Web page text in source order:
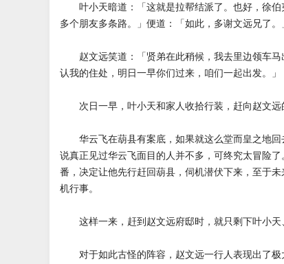
叶小天暗道：「这就是拉帮结派了。也好，徐伯
多个朋友多条路。」便道：「如此，多谢文远兄了。
赵文远笑道：「贤弟在此稍候，我去里边领车马
认我的住处，明日一早你们过来，咱们一起出发。」
次日一早，叶小天和家人收拾行装，赶向赵文远
华云飞在葫县有案底，如果就这么堂而皇之地回
说真正见过华云飞面目的人并不多，可终究太冒险
番，决定让他先行赶回葫县，伺机潜伏下来，至于
机行事。
这样一来，赶到赵文远府邸时，就只剩下叶小天
对于如此古怪的阵容，赵文远一行人表现出了极